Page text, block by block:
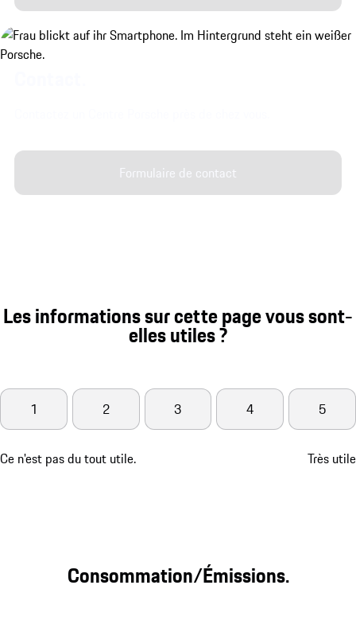
Formulaire de contact
Les informations sur cette page vous sont-
elles utiles ?
Ce n'est pas du tout utile.
1 2 3 4 5
Très utile
Consommation/Émissions.